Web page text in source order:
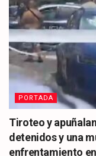
PORTADA
Tiroteo y
detenidos y una
enfrentamiento